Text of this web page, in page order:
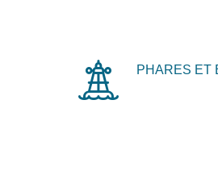
PHARES ET